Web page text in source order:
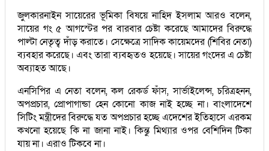
জুলকারনাইন সায়েরের ভূমিকা বিষয়ে নাহিদ ইসলাম আরও বলেন,
সায়ের গং ৫ আগস্টের পর বারবার চেষ্টা করেছে আমাদের বিরুদ্ধে
পাল্টা নেতৃত্ব দাঁড় করাতে। সেক্ষেত্রে সাদিক কায়েমদের (শিবির নেতা)
ব্যবহার করেছে। এবং তারা ব্যবহৃতও হয়েছে। সায়ের গংদের এ চেষ্টা
অব্যাহত আছে।
এনসিপির এ নেতা বলেন, কল রেকর্ড ফাঁস, সার্ভাইলেন্স, চরিত্রহনন,
অপপ্রচার, প্রোপাগান্ডা হেন কোনো কাজ নাই হচ্ছে না। বাংলাদেশে
সিটিং মন্ত্রীদের বিরুদ্ধে যত অপপ্রচার হচ্ছে এদেশের ইতিহাসে এরকম
কখনো হয়েছে কি না জানা নাই। কিন্তু মিথ্যার ওপর বেশিদিন টিকা
যায় না। এরাও টিকবে না।